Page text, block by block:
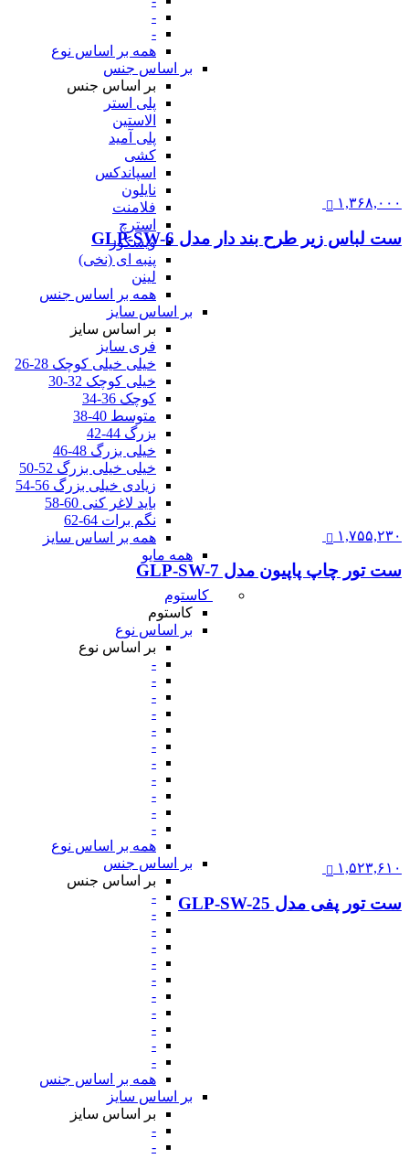
-
-
همه بر اساس نوع
بر اساس جنس
بر اساس جنس
پلی استر
الاستین
پلی آمید
کشی
اسپاندکس
نایلون
فلامنت
استرچ
ویسکوز
پنبه ای (نخی)
لینن
همه بر اساس جنس
بر اساس سایز
بر اساس سایز
فری سایز
خیلی خیلی کوچک 28-26
خیلی کوچک 32-30
کوچک 36-34
متوسط 40-38
بزرگ 44-42
خیلی بزرگ 48-46
خیلی خیلی بزرگ 52-50
زیادی خیلی بزرگ 56-54
باید لاغر کنی 60-58
نگم برات 64-62
همه بر اساس سایز
همه مایو
کاستوم
کاستوم
بر اساس نوع
بر اساس نوع
-
-
-
-
-
-
-
-
-
-
-
همه بر اساس نوع
بر اساس جنس
بر اساس جنس
-
-
-
-
-
-
-
-
-
-
-
همه بر اساس جنس
بر اساس سایز
بر اساس سایز
-
-
۱,۳۶۸,۰۰۰
ست لباس زیر طرح بند دار مدل GLP-SW-6
۱,۷۵۵,۲۳۰
ست تور چاپ پاپیون مدل GLP-SW-7
۱,۵۲۳,۶۱۰
ست تور پفی مدل GLP-SW-25